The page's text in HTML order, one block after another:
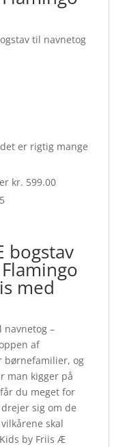
til navnetog
er rigtig mange
kr. 599.00
bogstav
med
navnetog –
af
børnefamilier, og
man kigger på
du meget for
sig om de
skal
by Friis Æ